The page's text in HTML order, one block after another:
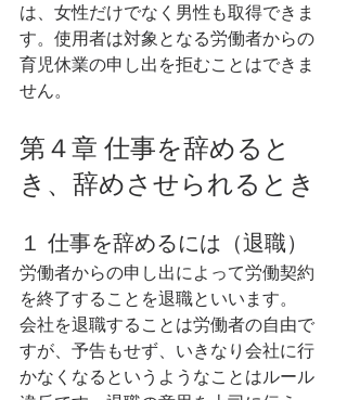
は、女性だけでなく男性も取得できま
す。使用者は対象となる労働者からの
育児休業の申し出を拒むことはできま
せん。
第４章 仕事を辞めると
き、辞めさせられるとき
１ 仕事を辞めるには（退職）
労働者からの申し出によって労働契約
を終了することを退職といいます。
会社を退職することは労働者の自由で
すが、予告もせず、いきなり会社に行
かなくなるというようなことはルール